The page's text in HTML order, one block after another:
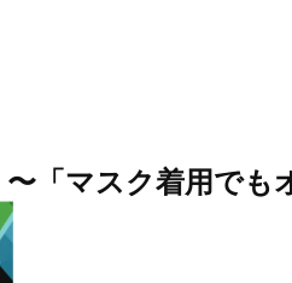
「マスク着用で